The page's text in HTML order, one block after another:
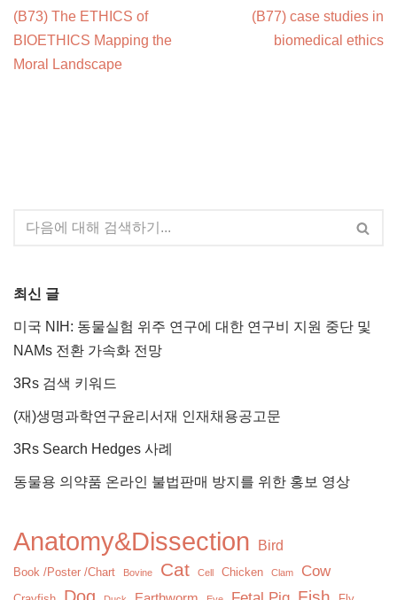
(B73) The ETHICS of
BIOETHICS Mapping the
Moral Landscape
(B77) case studies in
biomedical ethics
최신 글
미국 NIH: 동물실험 위주 연구에 대한 연구비 지원 중단 및
NAMs 전환 가속화 전망
3Rs 검색 키워드
(재)생명과학연구윤리서재 인재채용공고문
3Rs Search Hedges 사례
동물용 의약품 온라인 불법판매 방지를 위한 홍보 영상
Anatomy&Dissection Bird
Book /Poster /Chart Bovine Cat Cell Chicken Clam Cow